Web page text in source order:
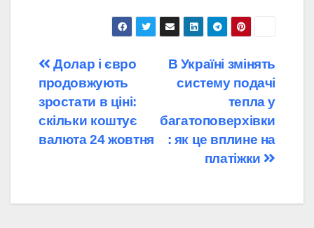
Навігація
записів
В Україні змінять
систему подачі
тепла у
багатоповерхівки
: як це вплине на
платіжки
Долар і євро
продовжують
зростати в ціні:
скільки коштує
валюта 24 жовтня